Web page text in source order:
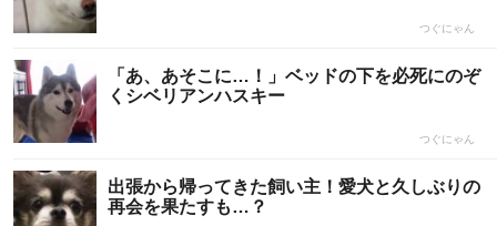
つぐにゃん
「あ、あそこに…！」ベッドの下を必死にのぞ
くシベリアンハスキー
つぐにゃん
出張から帰ってきた飼い主！愛犬と久しぶりの
再会を果たすも…？